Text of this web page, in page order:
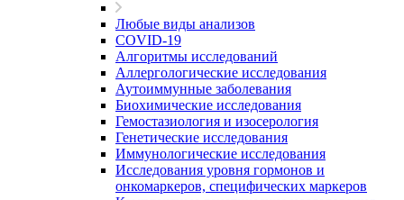
Любые виды анализов
COVID-19
Алгоритмы исследований
Аллергологические исследования
Аутоиммунные заболевания
Биохимические исследования
Гемостазиология и изосерология
Генетические исследования
Иммунологические исследования
Исследования уровня гормонов и
онкомаркеров, специфических маркеров